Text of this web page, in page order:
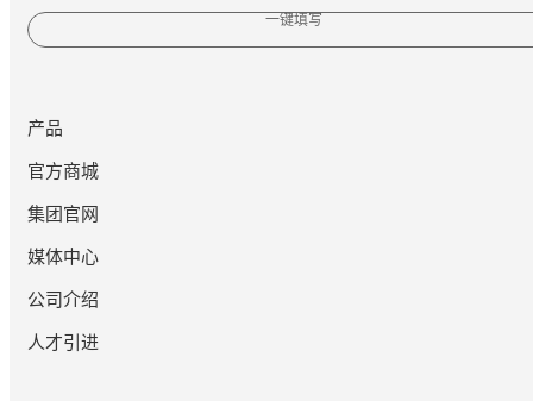
一键填写
产品
官方商城
集团官网
媒体中心
公司介绍
人才引进